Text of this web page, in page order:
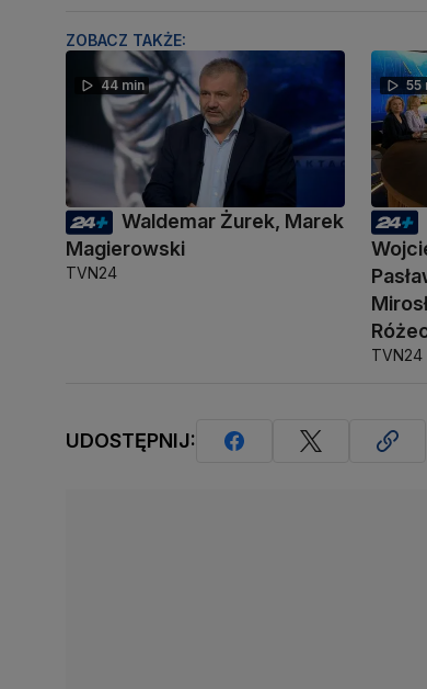
ZOBACZ TAKŻE:
44 min
Waldemar Żurek, Marek
Magierowski
TVN24
55
TVN24
UDOSTĘPNIJ: